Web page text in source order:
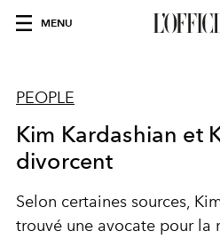
MENU
PEOPLE
Kim Kardashian et
divorcent
Selon certaines sources,
trouvé une avocate pour la